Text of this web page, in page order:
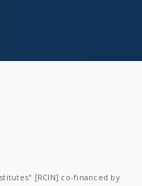
[RCIN] co-financed by